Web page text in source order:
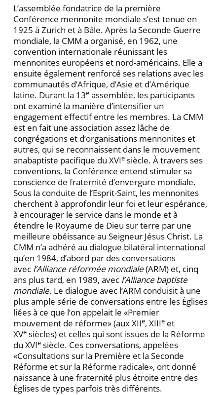
L’assemblée fondatrice de la première
Conférence mennonite mondiale s’est tenue en
1925 à Zurich et à Bâle. Après la Seconde Guerre
mondiale, la CMM a organisé, en 1962, une
convention internationale réunissant les
mennonites européens et nord-américains. Elle a
ensuite également renforcé ses relations avec les
communautés d’Afrique, d’Asie et d’Amérique
latine. Durant la 13e assemblée, les participants
ont examiné la manière d’intensifier un
engagement effectif entre les membres. La CMM
est en fait une association assez lâche de
congrégations et d’organisations mennonites et
autres, qui se reconnaissent dans le mouvement
anabaptiste pacifique du XVIe siècle. À travers ses
conventions, la Conférence entend stimuler sa
conscience de fraternité d’envergure mondiale.
Sous la conduite de l’Esprit-Saint, les mennonites
cherchent à approfondir leur foi et leur espérance,
à encourager le service dans le monde et à
étendre le Royaume de Dieu sur terre par une
meilleure obéissance au Seigneur Jésus Christ. La
CMM n’a adhéré au dialogue bilatéral international
qu’en 1984, d’abord par des conversations
avec l’Alliance réformée mondiale(ARM) et, cinq
ans plus tard, en 1989, avec l’Alliance baptiste
mondiale. Le dialogue avec l’ARM conduisit à une
plus ample série de conversations entre les Églises
liées à ce que l’on appelait le «Premier
mouvement de réforme» (aux XIIe, XIIIe et
XVe siècles) et celles qui sont issues de la Réforme
du XVIe siècle. Ces conversations, appelées
«Consultations sur la Première et la Seconde
Réforme et sur la Réforme radicale», ont donné
naissance à une fraternité plus étroite entre des
Églises de types parfois très différents.